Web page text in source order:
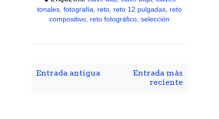
tonales, fotografía, reto, reto 12 pulgadas, reto
compositivo, reto fotográfico, selección
Entrada más
reciente
Entrada antigua